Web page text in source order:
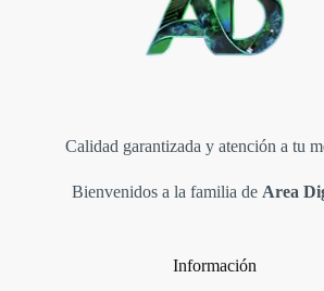
Calidad garantizada y atención a tu
Bienvenidos a la familia de Area
Información